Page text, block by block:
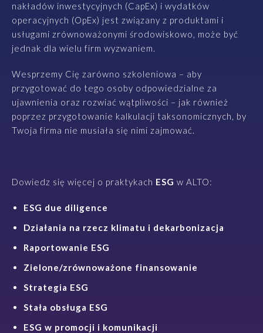
nakładów inwestycyjnych (CapEx) i wydatków
operacyjnych (OpEx) jest związany z produktami i
usługami zrównoważonymi środowiskowo, może być
jednak dla wielu firm wyzwaniem.
Wesprzemy Cię zarówno szkoleniowa – aby
przygotować do tego osoby odpowiedzialne za
ujawnienia oraz rozwiać wątpliwości – jak również
poprzez przygotowanie kalkulacji taksonomicznych, by
Twoja firma nie musiała się nimi zajmować.
Dowiedz się więcej o praktykach ESG w ALTO:
ESG due diligence
Działania na rzecz klimatu i dekarbonizacja
Raportowanie ESG
Zielone/zrównoważone finansowanie
Strategia ESG
Stała obsługa ESG
ESG w promocji i komunikacji